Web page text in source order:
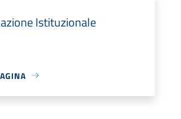
Istituzionale